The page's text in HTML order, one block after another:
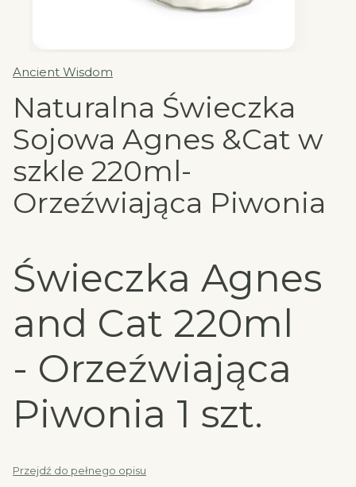
Ancient Wisdom
Naturalna Świeczka
Sojowa Agnes &Cat w
szkle 220ml-
Orzeźwiająca Piwonia
Świeczka Agnes
and Cat 220ml
- Orzeźwiająca
Piwonia 1 szt.
Przejdź do pełnego opisu